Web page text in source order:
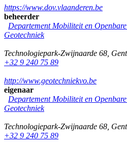
https://www.dov.vlaanderen.be
beheerder
Departement Mobiliteit en
Geotechniek
Technologiepark-Zwijnaarde 68 Gent
+32 9 240 75 89
http://www.geotechniekvo.be
eigenaar
Departement Mobiliteit en
Geotechniek
Technologiepark-Zwijnaarde 68 Gent
+32 9 240 75 89